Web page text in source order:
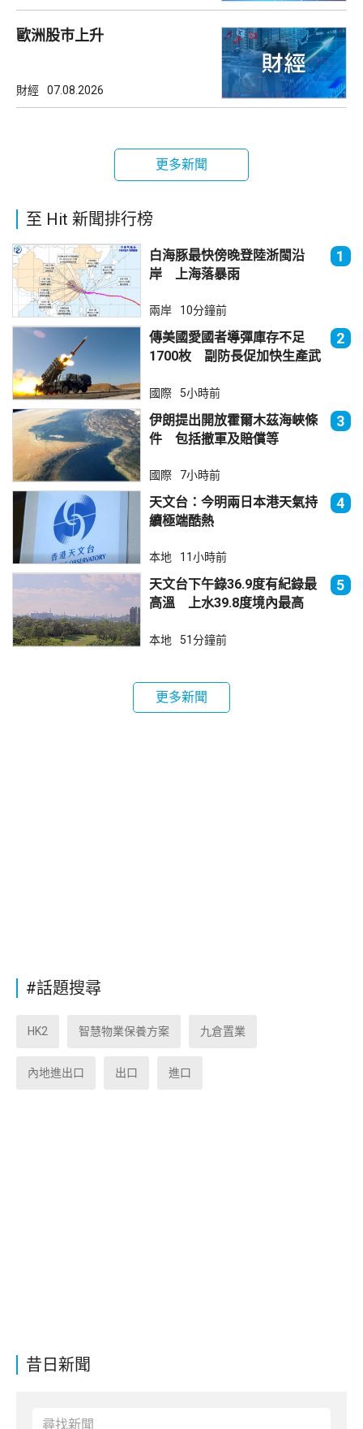
昔日新聞
歐洲股巿上升
財經 07.08.2026
更多新聞
至 Hit 新聞排行榜
白海豚最快傍晚登陸浙閩沿
岸 上海落暴雨
1
兩岸 10分鐘前
傳美國愛國者導彈庫存不足
1700枚 副防長促加快生產武
2
國際 5小時前
伊朗提出開放霍爾木茲海峽條
件 包括撤軍及賠償等
3
國際 7小時前
天文台：今明兩日本港天氣持
續極端酷熱
4
本地 11小時前
天文台下午錄36.9度有紀錄最
高溫 上水39.8度境內最高
5
本地 51分鐘前
更多新聞
#話題搜尋
HK2 智慧物業保養方案 九倉置業
內地進出口 出口 進口